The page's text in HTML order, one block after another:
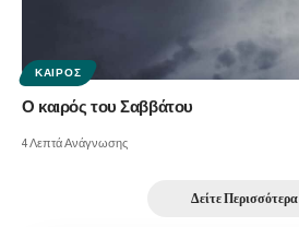
ΚΑΙΡΌΣ
Ο καιρός του Σαββάτου
4 Λεπτά Ανάγνωσης
Δείτε Περισσότερα